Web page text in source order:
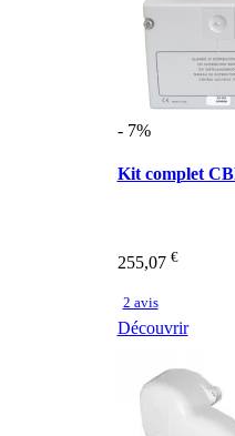
- 7%
Kit complet
255,07 €
2 avis
Découvrir